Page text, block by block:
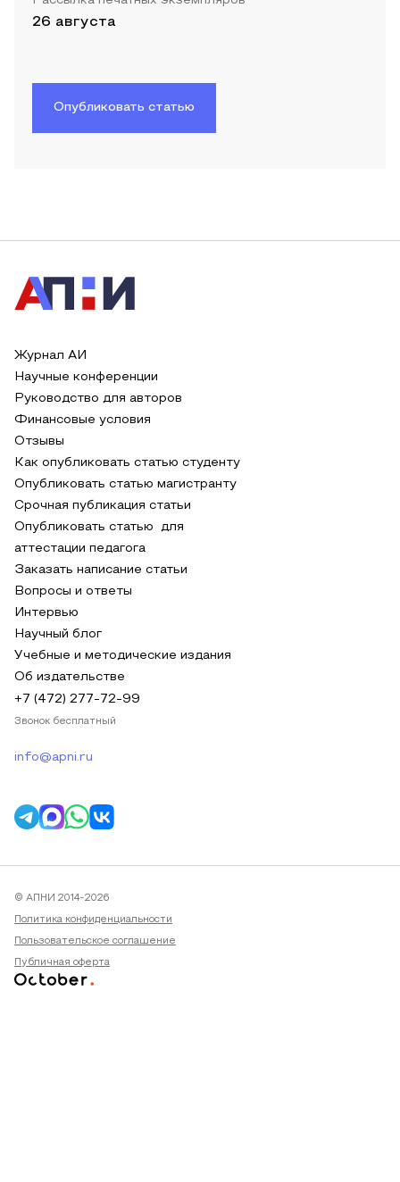
26 августа
Опубликовать статью
Журнал АИ
Научные конференции
Руководство для авторов
Финансовые условия
Отзывы
Как опубликовать статью студенту
Опубликовать статью магистранту
Срочная публикация статьи
Опубликовать статью для
аттестации педагога
Заказать написание статьи
Вопросы и ответы
Интервью
Научный блог
Учебные и методические издания
Об издательстве
+7 (472) 277-72-99
Звонок бесплатный
info@apni.ru
© АПНИ 2014-2026
Политика конфиденциальности
Пользовательское соглашение
Публичная оферта